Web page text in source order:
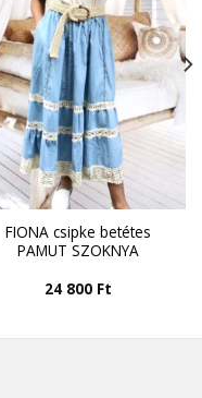
FIONA csipke betétes
PAMUT SZOKNYA
24 800 Ft